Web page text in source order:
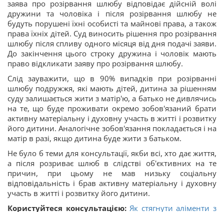
заява про розірвання шлюбу відповідає дійсній волі
дружини та чоловіка і після розірвання шлюбу не
будуть порушені їхні особисті та майнові права, а також
права їхніх дітей. Суд виносить рішення про розірвання
шлюбу після спливу одного місяця від дня подачі заяви.
До закінчення цього строку дружина і чоловік мають
право відкликати заяву про розірвання шлюбу.
Слід зауважити, що в 90% випадків при розірванні
шлюбу подружжя, які мають дітей, дитина за рішенням
суду залишається жити з матір'ю, а батько не дивлячись
на те, що буде проживати окремо зобов'язаний брати
активну матеріальну і духовну участь в житті і розвитку
його дитини. Аналогічне зобов'язання покладається і на
матір в разі, якщо дитина буде жити з батьком.
Не було б теми для консультації, якби всі, хто дає життя,
а після розриває шлюб в слідстві об'єктивних на те
причин, при цьому не мав низьку соціальну
відповідальність і брав активну матеріальну і духовну
участь в житті і розвитку його дитини.
Користуйтеся консультацією: Як стягнути аліменти з